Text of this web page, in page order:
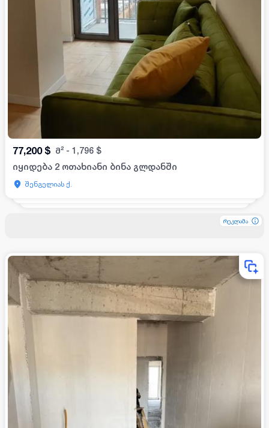
77,200 $ მ² - 1,796 $
იყიდება 2 ოთახიანი ბინა გლდანში
შენგელიას ქ.
რეკლამა
რეკლამა
რეკლამა